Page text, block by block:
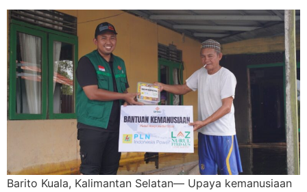
Barito Kuala, Kalimantan Selatan— Upaya kemanusiaan